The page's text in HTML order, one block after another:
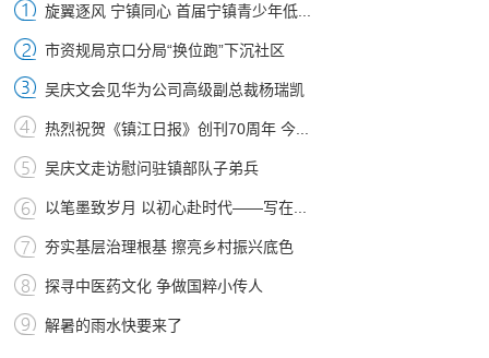
旋翼逐风 宁镇同心 首届宁镇青少年低...
市资规局京口分局“换位跑”下沉社区
吴庆文会见华为公司高级副总裁杨瑞凯
热烈祝贺《镇江日报》创刊70周年 今...
吴庆文走访慰问驻镇部队子弟兵
以笔墨致岁月 以初心赴时代——写在...
夯实基层治理根基 擦亮乡村振兴底色
探寻中医药文化 争做国粹小传人
解暑的雨水快要来了